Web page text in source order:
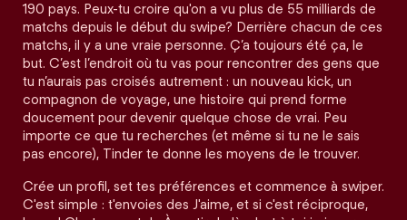
190 pays. Peux-tu croire qu'on a vu plus de 55 milliards de
matchs depuis le début du swipe? Derrière chacun de ces
matchs, il y a une vraie personne. Ç’a toujours été ça, le
but. C’est l’endroit où tu vas pour rencontrer des gens que
tu n’aurais pas croisés autrement : un nouveau kick, un
compagnon de voyage, une histoire qui prend forme
doucement pour devenir quelque chose de vrai. Peu
importe ce que tu recherches (et même si tu ne le sais
pas encore), Tinder te donne les moyens de le trouver.
Crée un profil, set tes préférences et commence à swiper.
C'est simple : t'envoies des J'aime, et si c'est réciproque,